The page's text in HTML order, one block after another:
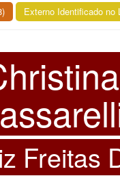
Externo Identificado no
Freitas